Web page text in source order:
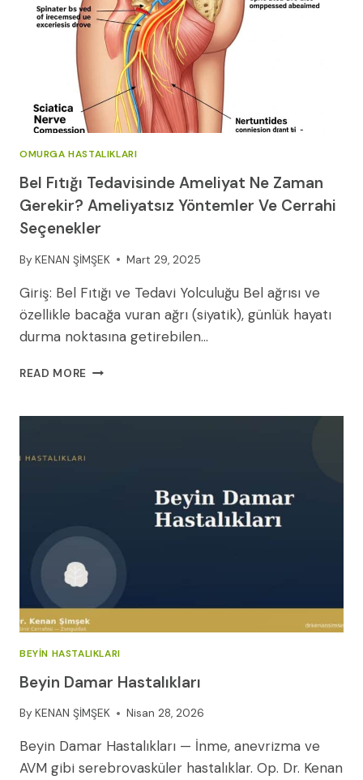
OMURGA HASTALIKLARI
Bel Fıtığı Tedavisinde Ameliyat Ne Zaman
Gerekir? Ameliyatsız Yöntemler Ve Cerrahi
Seçenekler
By KENAN ŞİMŞEK Mart 29, 2025
Giriş: Bel Fıtığı ve Tedavi Yolculuğu Bel ağrısı ve
özellikle bacağa vuran ağrı (siyatik), günlük hayatı
durma noktasına getirebilen…
READ MORE BEL
AMELIYAT
AMELIYATSIZ
YÖNTEMLER
CERRAHI
SEÇENEKLER
BEYIN HASTALIKLARI
Beyin Damar Hastalıkları
By KENAN ŞİMŞEK Nisan 28, 2026
Beyin Damar Hastalıkları — İnme, anevrizma ve
AVM gibi serebrovasküler hastalıklar. Op. Dr. Kenan